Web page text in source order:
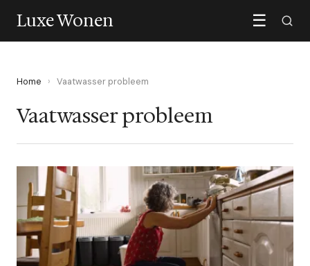
Luxe Wonen ☰
Home › Vaatwasser probleem
Vaatwasser probleem